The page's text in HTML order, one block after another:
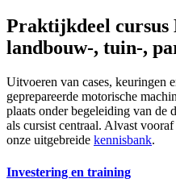
Praktijkdeel cursus
landbouw-, tuin-,
Uitvoeren van cases, keuringen
geprepareerde motorische
plaats onder begeleiding van de
als cursist centraal. Alvast
onze uitgebreide kennisbank.
Investering en training